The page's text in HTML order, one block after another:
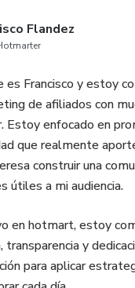
y atractivas
una completa
motricidad fina,
hábitos
pequeños
Flandez
es Francisco y estoy
de afiliados con
Estoy enfocado en
que realmente
construir una
útiles a mi audiencia.
en hotmart, estoy
transparencia y
para aplicar